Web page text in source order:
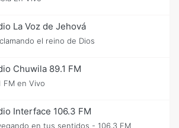
La Voz de Jehová
el reino de Dios
Chuwila 89.1 FM
FM en Vivo
Interface 106.3 FM
en tus sentidos - 106.3 FM